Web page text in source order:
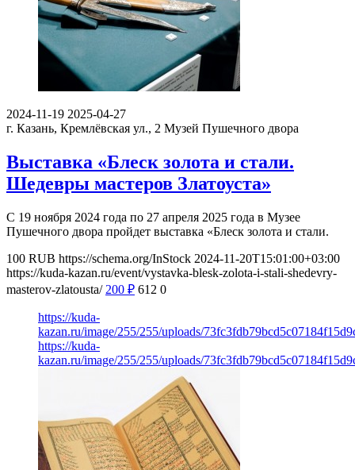
2024-11-19 2025-04-27
г. Казань, Кремлёвская ул., 2 Музей Пушечного двора
Выставка «Блеск золота и стали.
Шедевры мастеров Златоуста»
С 19 ноября 2024 года по 27 апреля 2025 года в Музее
Пушечного двора пройдет выставка «Блеск золота и стали.
100 RUB https://schema.org/InStock 2024-11-20T15:01:00+03:00
https://kuda-kazan.ru/event/vystavka-blesk-zolota-i-stali-shedevry-
masterov-zlatousta/ 200 ₽ 612 0
https://kuda-
kazan.ru/image/255/255/uploads/
https://kuda-
kazan.ru/image/255/255/uploads/